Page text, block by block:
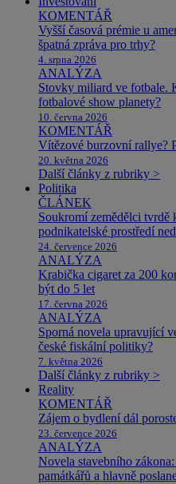
KOMENTÁŘ
Vyšší časová prémie u
špatná zpráva pro trhy?
4. srpna 2026
ANALÝZA
Stovky miliard ve fotbale.
fotbalové show planety?
10. června 2026
KOMENTÁŘ
Vítězové burzovní rallye?
20. května 2026
Další články z rubriky >
Politika
ČLÁNEK
Soukromí zemědělci
podnikatelské prostředí
24. července 2026
ANALÝZA
Krabička cigaret za 200
být do 5 let
17. června 2026
ANALÝZA
Sporná novela upravující
české fiskální politiky?
7. května 2026
Další články z rubriky >
Reality
KOMENTÁŘ
Zájem o bydlení dál
23. července 2026
ANALÝZA
Novela stavebního
památkářů a hlavně